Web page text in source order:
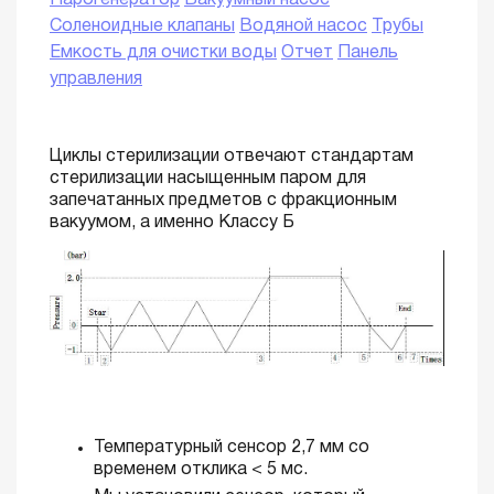
Соленоидные клапаны
Водяной насос
Трубы
Емкость для очистки воды Отчет
Панель
управления
Циклы стерилизации отвечают стандартам
стерилизации насыщенным паром для
запечатанных предметов с фракционным
вакуумом, а именно Классу Б
Температурный сенсор 2,7 мм со
временем отклика < 5 мс.